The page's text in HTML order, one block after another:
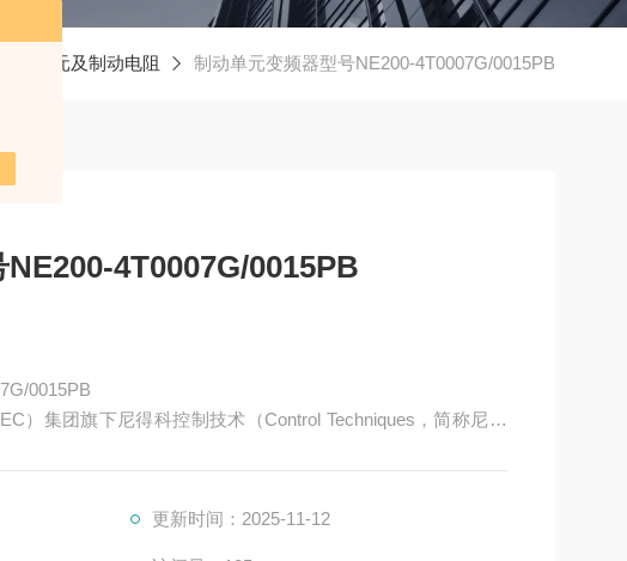
制动单元及制动电阻 制动单元变频器型号NE200-4T0007G/0015PB
4T0007G/0015PB
0015PB
）集团旗下尼得科控制技术（Control Techniques，简称尼得
。
更新时间：2025-11-12